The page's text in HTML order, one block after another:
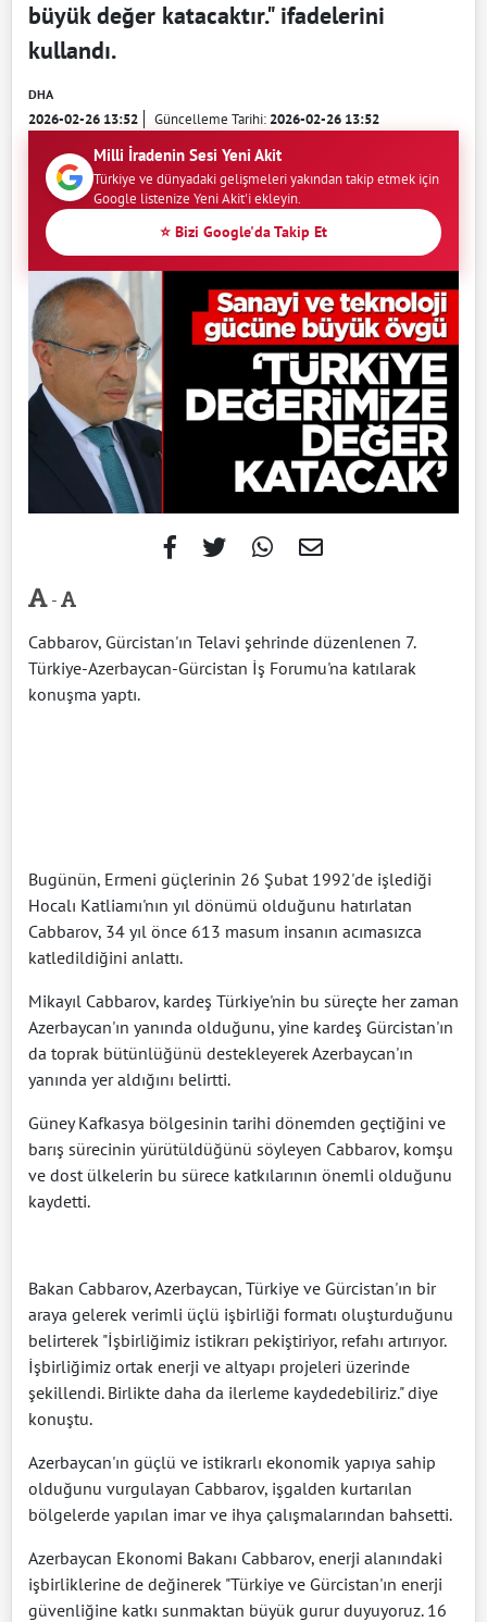
büyük değer katacaktır." ifadelerini
kullandı.
DHA
2026-02-26 13:52 Güncelleme Tarihi:2026-02-26 13:52
Milli İradenin Sesi Yeni Akit
Türkiye ve dünyadaki gelişmeleri yakından takip etmek için
Google listenize Yeni Akit'i ekleyin.
⭐ Bizi Google'da Takip Et
-
Cabbarov, Gürcistan'ın Telavi şehrinde düzenlenen 7.
Türkiye-Azerbaycan-Gürcistan İş Forumu'na katılarak
konuşma yaptı.
Bugünün, Ermeni güçlerinin 26 Şubat 1992'de işlediği
Hocalı Katliamı'nın yıl dönümü olduğunu hatırlatan
Cabbarov, 34 yıl önce 613 masum insanın acımasızca
katledildiğini anlattı.
Mikayıl Cabbarov, kardeş Türkiye'nin bu süreçte her zaman
Azerbaycan'ın yanında olduğunu, yine kardeş Gürcistan'ın
da toprak bütünlüğünü destekleyerek Azerbaycan'ın
yanında yer aldığını belirtti.
Güney Kafkasya bölgesinin tarihi dönemden geçtiğini ve
barış sürecinin yürütüldüğünü söyleyen Cabbarov, komşu
ve dost ülkelerin bu sürece katkılarının önemli olduğunu
kaydetti.
Bakan Cabbarov, Azerbaycan, Türkiye ve Gürcistan'ın bir
araya gelerek verimli üçlü işbirliği formatı oluşturduğunu
belirterek "İşbirliğimiz istikrarı pekiştiriyor, refahı artırıyor.
İşbirliğimiz ortak enerji ve altyapı projeleri üzerinde
şekillendi. Birlikte daha da ilerleme kaydedebiliriz." diye
konuştu.
Azerbaycan'ın güçlü ve istikrarlı ekonomik yapıya sahip
olduğunu vurgulayan Cabbarov, işgalden kurtarılan
bölgelerde yapılan imar ve ihya çalışmalarından bahsetti.
Azerbaycan Ekonomi Bakanı Cabbarov, enerji alanındaki
işbirliklerine de değinerek "Türkiye ve Gürcistan'ın enerji
güvenliğine katkı sunmaktan büyük gurur duyuyoruz. 16